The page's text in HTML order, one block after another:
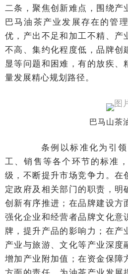
二条，聚焦创新难点，围绕
巴马油茶产业发展存在的管
优，产出不足和加工不精、
不高、集约化程度低，品牌
显等问题和困难，有的放疾
量发展精心规划路径。
巴马山茶
条例以标准化为引领
工、销售等各个环节的标准
级，不断提升市场竞争力。
定政府及相关部门的职责，
创新有序推进；在品牌建设
强化企业和经营者品牌文化
牌，提升产品的影响力；在
产业与旅游、文化等产业深
增加产业附加值；在资金保